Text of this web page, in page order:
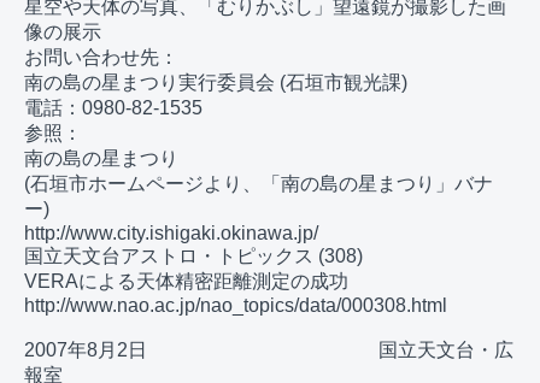
星空や天体の写真、「むりかぶし」望遠鏡が撮影した画
像の展示
お問い合わせ先：
南の島の星まつり実行委員会 (石垣市観光課)
電話：0980-82-1535
参照：
南の島の星まつり
(石垣市ホームページより、「南の島の星まつり」バナ
ー)
http://www.city.ishigaki.okinawa.jp/
国立天文台アストロ・トピックス (308)
VERAによる天体精密距離測定の成功
http://www.nao.ac.jp/nao_topics/data/000308.html
2007年8月2日　　　　　　　　　　　　国立天文台・広
報室